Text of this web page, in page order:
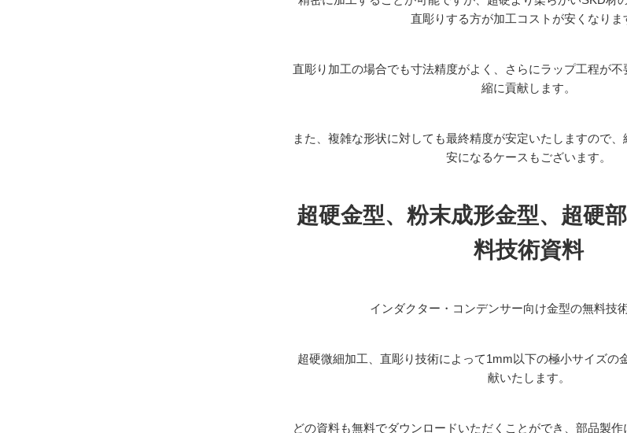
直彫りする方が加工コストが安くなりま
直彫り加工の場合でも寸法精度がよく、さらにラップ工程が
縮に貢献します。
また、複雑な形状に対しても最終精度が安定いたしますので
安になるケースもございます。
超硬金型、粉末成形金型、超硬
料技術資料
インダクター・コンデンサー向け金型の無料技
超硬微細加工、直彫り技術によって1mm以下の極小サイズの
献いたします。
どの資料も無料でダウンロードいただくことができ、部品製